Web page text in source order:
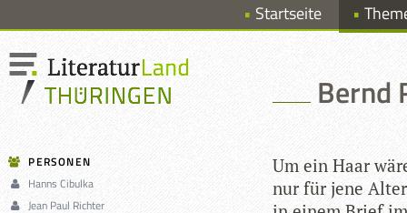
Startseite
Bernd
PERSONEN
Hanns Cibulka
Jean Paul Richter
Um ein Haar
nur für jene